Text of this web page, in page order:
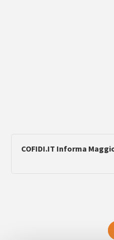
COFIDI.IT Informa